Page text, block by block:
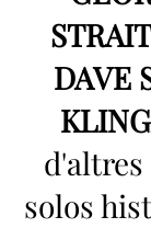
DAVE
solos